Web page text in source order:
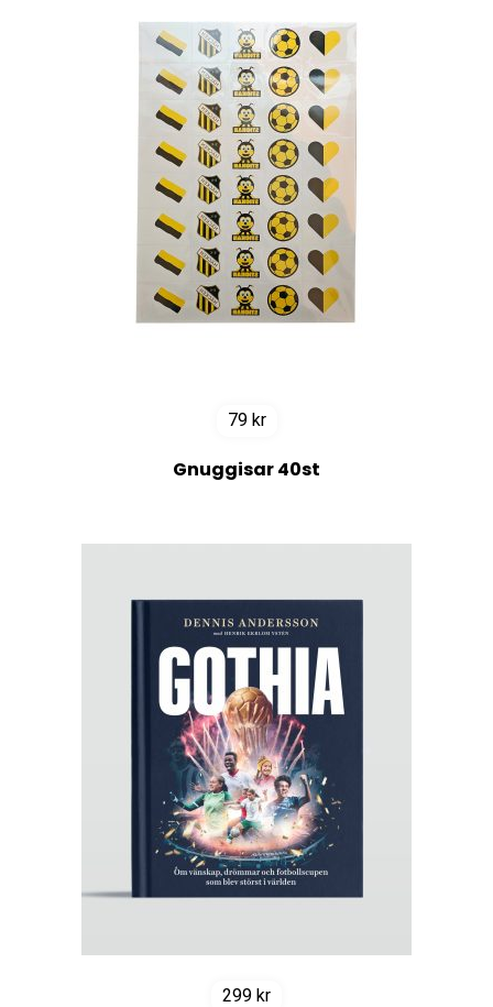
79 kr
Gnuggisar 40st
299 kr